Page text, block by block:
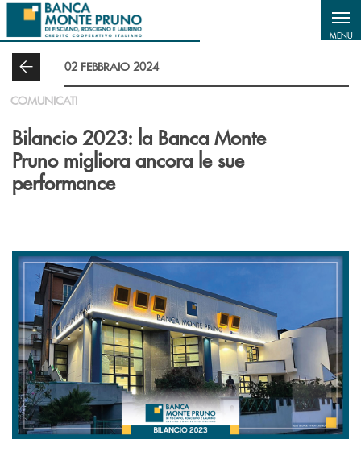
Salta al contenuto principale
MENU
02 FEBBRAIO 2024
COMUNICATI
Bilancio 2023: la Banca Monte
Pruno migliora ancora le sue
performance